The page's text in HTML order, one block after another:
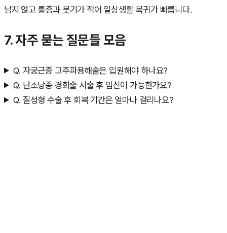
남지 않고 통증과 붓기가 적어 일상생활 복귀가 빠릅니다.
7. 자주 묻는 질문들 모음
Q. 자궁근종 고주파용해술은 입원해야 하나요?
Q. 난소낭종 경화술 시술 후 임신이 가능한가요?
Q. 질성형 수술 후 회복 기간은 얼마나 걸리나요?